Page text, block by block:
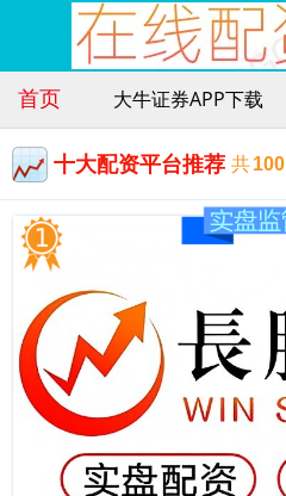
首页 大牛证券APP下载
十大配资平台推荐 共100